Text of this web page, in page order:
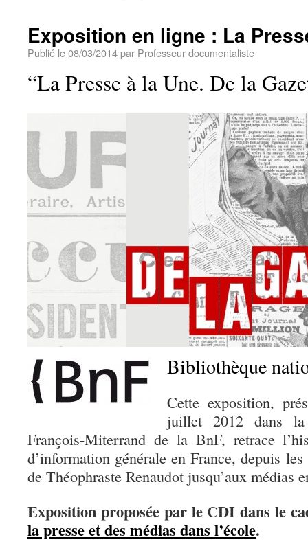
Exposition en ligne : La
Publié le08/03/2014par Professeur documentaliste
“La Presse à la Une. De la
Bibliothèque
Cette exposition,
juillet 2012 dans
François-Miterrand de la BnF, retrace
d’information générale en France, depuis
de Théophraste Renaudot jusqu’aux médias
Exposition proposée par le CDI dans le
la presse et des médias dans l’école.